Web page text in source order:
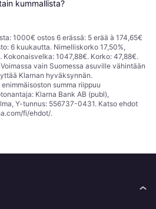
kummallista?
1000€ ostos 6 erässä: 5 erää à 174,65€
6 kuukautta. Nimelliskorko 17,50%,
Kokonaisvelka: 1047,88€. Korko: 47,88€.
vain Suomessa asuville vähintään
Klarnan hyväksynnän.
summa riippuu
Klarna Bank AB (publ),
Y-tunnus: 556737-0431. Katso ehdot
fi/ehdot/.